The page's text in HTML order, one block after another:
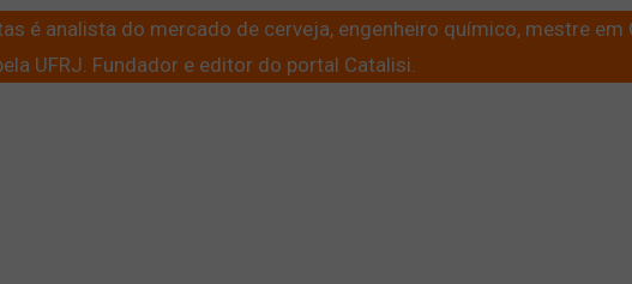
é analista do mercado de cerveja, engenheiro químico, mestre em
UFRJ. Fundador e editor do portal Catalisi.